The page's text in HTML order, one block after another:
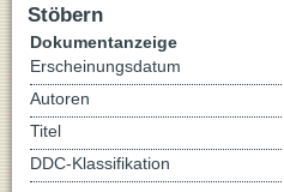
Stöbern
Dokumentanzeige
Erscheinungsdatum
Autoren
Titel
DDC-Klassifikation